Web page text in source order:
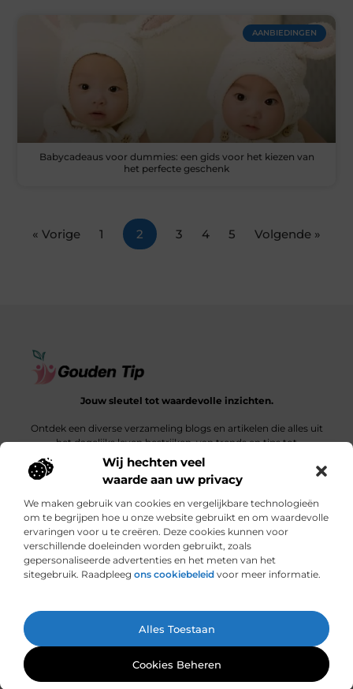
Wij hechten veel
waarde aan uw privacy
We maken gebruik van cookies en vergelijkbare technologieën
om te begrijpen hoe u onze website gebruikt en om waardevolle
ervaringen voor u te creëren. Deze cookies kunnen voor
verschillende doeleinden worden gebruikt, zoals
gepersonaliseerde advertenties en het meten van het
sitegebruik. Raadpleeg ons cookiebeleid voor meer informatie.
Alles Toestaan
Cookies Beheren
Ga Naar
AANBIEDINGEN
Babycadeaus voor dummies: een gids voor het kiezen van
het perfecte geschenk
« Vorige 1 2 3 4 5 Volgende »
Jouw sleutel tot waardevolle inzichten.
Ontdek een diverse verzameling blogs en artikelen die alles uit
het dagelijks leven bestrijken, van trends en tips tot
diepgaande verhalen.
Bericht categorie
Onze informatie
Cookiebeleid (EU)
@2025 www.gouden-tip.nl. All Right Reserved.